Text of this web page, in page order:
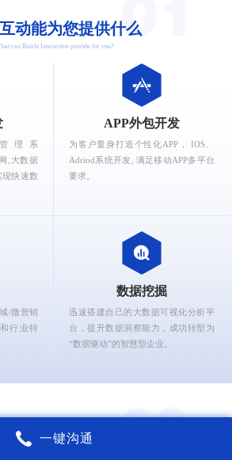
动能为您提供什么
What can Ruizhi Interactive provide for you?
理系
,大数据
快速数
APP外包开发
为客户量身打造个性化APP， IOS、
Adriod系统开发, 满足移动APP多平台
要求。
/微营销
行业特
数据挖掘
迅速搭建自己的大数据可视化分析平
台，提升数据洞察能力，成功转型为
“数据驱动”的智慧型企业。
智互动核心能力
一键沟通